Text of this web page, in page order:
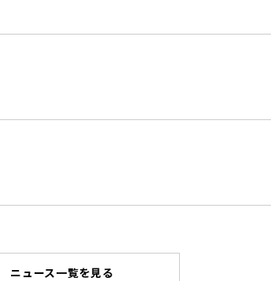
ニュース一覧を見る